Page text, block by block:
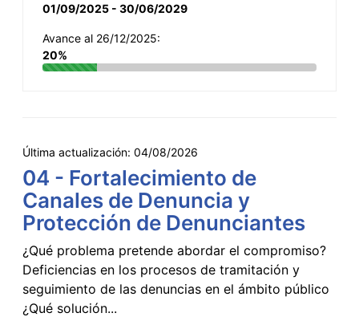
01/09/2025 - 30/06/2029
Avance al 26/12/2025:
20%
Última actualización: 04/08/2026
04 - Fortalecimiento de
Canales de Denuncia y
Protección de Denunciantes
¿Qué problema pretende abordar el compromiso?
Deficiencias en los procesos de tramitación y
seguimiento de las denuncias en el ámbito público
¿Qué solución...